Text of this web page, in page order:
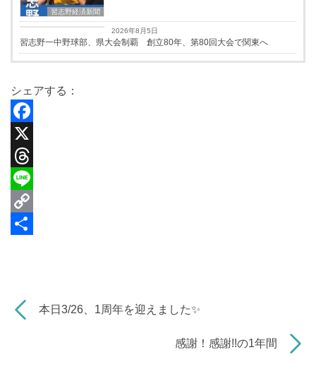
習志野経済新聞
習志野経済新聞
2026年8月5日
習志野一中野球部、県大会制覇 創立80年、第80回大会で関東へ
シェアする：
F
a
c
e
b
X
T
h
s
L
C
L
本日3/26、1周年を迎えました✨
感謝！感謝!!の1年間